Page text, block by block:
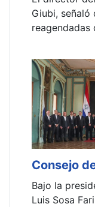
Giubi, señaló que
reagendadas d...
Consejo de
Bajo la
Luis Sosa Fariña,